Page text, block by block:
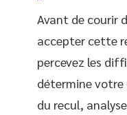
Avant de courir
accepter cette
percevez les
détermine votre
du recul,